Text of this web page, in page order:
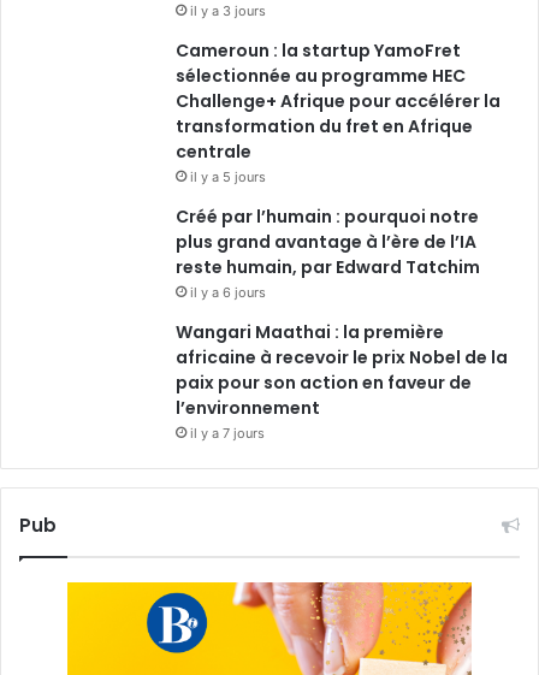
il y a 3 jours
Cameroun : la startup YamoFret
sélectionnée au programme HEC
Challenge+ Afrique pour accélérer la
transformation du fret en Afrique
centrale
il y a 5 jours
Créé par l’humain : pourquoi notre
plus grand avantage à l’ère de l’IA
reste humain, par Edward Tatchim
il y a 6 jours
Wangari Maathai : la première
africaine à recevoir le prix Nobel de la
paix pour son action en faveur de
l’environnement
il y a 7 jours
Pub